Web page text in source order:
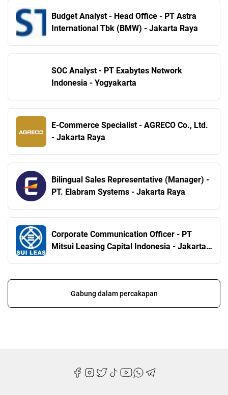
Budget Analyst - Head Office - PT Astra
International Tbk (BMW) - Jakarta Raya
SOC Analyst - PT Exabytes Network
Indonesia - Yogyakarta
E-Commerce Specialist - AGRECO Co., Ltd.
- Jakarta Raya
Bilingual Sales Representative (Manager) -
PT. Elabram Systems - Jakarta Raya
Corporate Communication Officer - PT
Mitsui Leasing Capital Indonesia - Jakarta
Gabung dalam percakapan